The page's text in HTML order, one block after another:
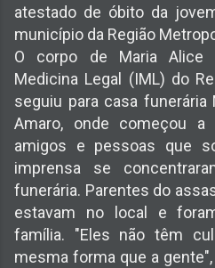
atestado de óbito da
município da Região
O corpo de Maria
Medicina Legal (IML) do
seguiu para casa funerária
Amaro, onde começou a
amigos e pessoas que
imprensa se
funerária. Parentes do
estavam no local e
família. "Eles não têm
mesma forma que a